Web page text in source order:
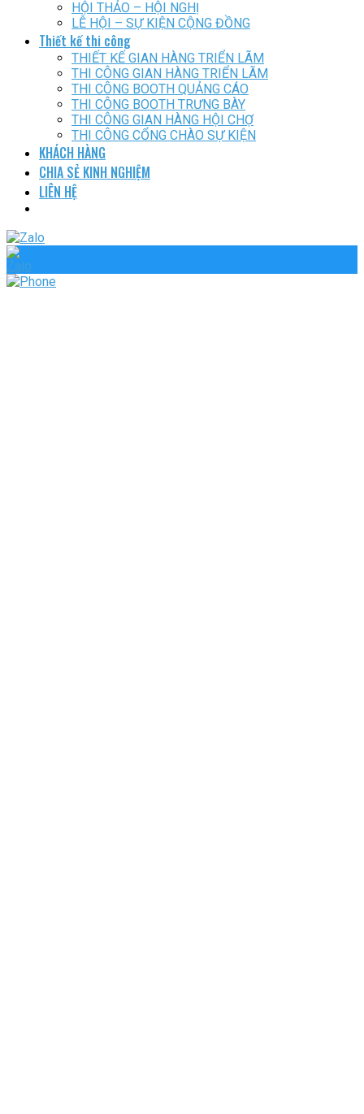
HỘI THẢO – HỘI NGHỊ
LỄ HỘI – SỰ KIỆN CỘNG ĐỒNG
Thiết kế thi công
THIẾT KẾ GIAN HÀNG TRIỂN LÃM
THI CÔNG GIAN HÀNG TRIỂN LÃM
THI CÔNG BOOTH QUẢNG CÁO
THI CÔNG BOOTH TRƯNG BÀY
THI CÔNG GIAN HÀNG HỘI CHỢ
THI CÔNG CỔNG CHÀO SỰ KIỆN
KHÁCH HÀNG
CHIA SẺ KINH NGHIỆM
LIÊN HỆ